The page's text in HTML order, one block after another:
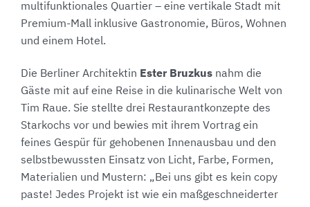
multifunktionales Quartier – eine vertikale Stadt mit
Premium-Mall inklusive Gastronomie, Büros, Wohnen
und einem Hotel.
Die Berliner Architektin Ester Bruzkus nahm die
Gäste mit auf eine Reise in die kulinarische Welt von
Tim Raue. Sie stellte drei Restaurantkonzepte des
Starkochs vor und bewies mit ihrem Vortrag ein
feines Gespür für gehobenen Innenausbau und den
selbstbewussten Einsatz von Licht, Farbe, Formen,
Materialien und Mustern: „Bei uns gibt es kein copy
paste! Jedes Projekt ist wie ein maßgeschneiderter